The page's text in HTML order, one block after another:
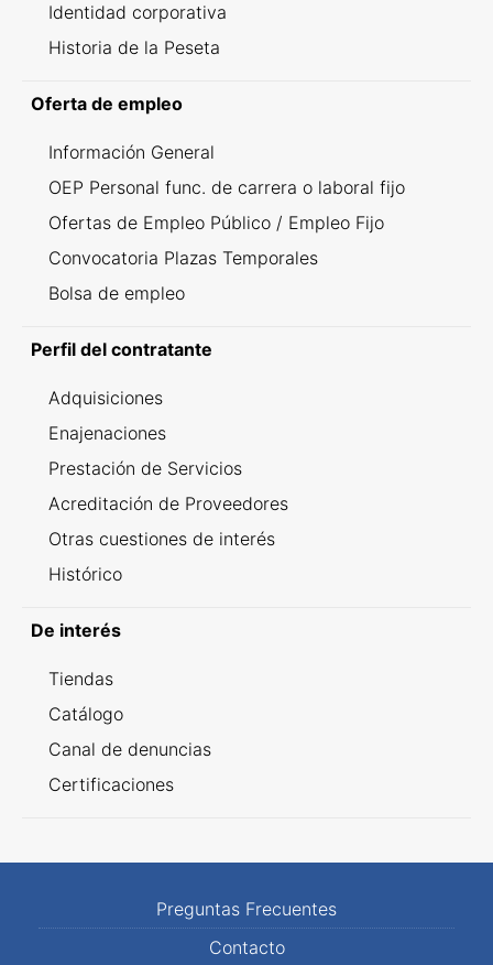
Identidad corporativa
Historia de la Peseta
Oferta de empleo
Información General
OEP Personal func. de carrera o laboral fijo
Ofertas de Empleo Público / Empleo Fijo
Convocatoria Plazas Temporales
Bolsa de empleo
Perfil del contratante
Adquisiciones
Enajenaciones
Prestación de Servicios
Acreditación de Proveedores
Otras cuestiones de interés
Histórico
De interés
Tiendas
Catálogo
Canal de denuncias
Certificaciones
Preguntas Frecuentes
Contacto